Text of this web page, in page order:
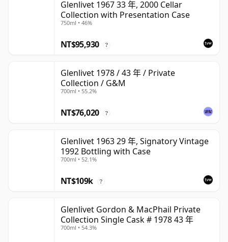
Glenlivet 1967 33 年, 2000 Cellar
Collection with Presentation Case
750ml • 46%
NT$95,930 ?
Glenlivet 1978 / 43 年 / Private
Collection / G&M
700ml • 55.2%
NT$76,020 ?
Glenlivet 1963 29 年, Signatory Vintage
1992 Bottling with Case
700ml • 52.1%
NT$109k ?
Glenlivet Gordon & MacPhail Private
Collection Single Cask # 1978 43 年
700ml • 54.3%